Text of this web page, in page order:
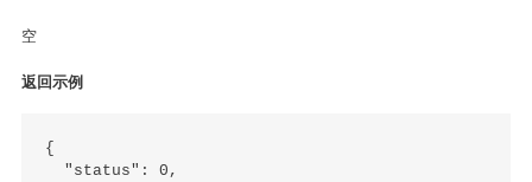
空
返回示例
{
  "status": 0,